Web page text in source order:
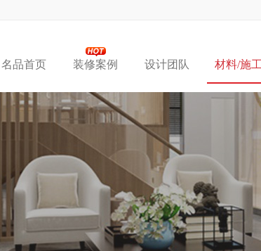
名品首页 装修案例 设计团队 材料/施工